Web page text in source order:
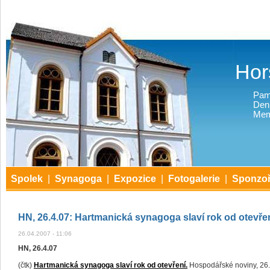
Spolek Synagoga Expozice Fotogalerie
HN, 26.4.07: Hartmanická synagoga slaví rok od
26.04.2007 - 11:06
HN, 26.4.07
(čtk) Hartmanická synagoga slaví rok od otevření. Hospodářské noviny,